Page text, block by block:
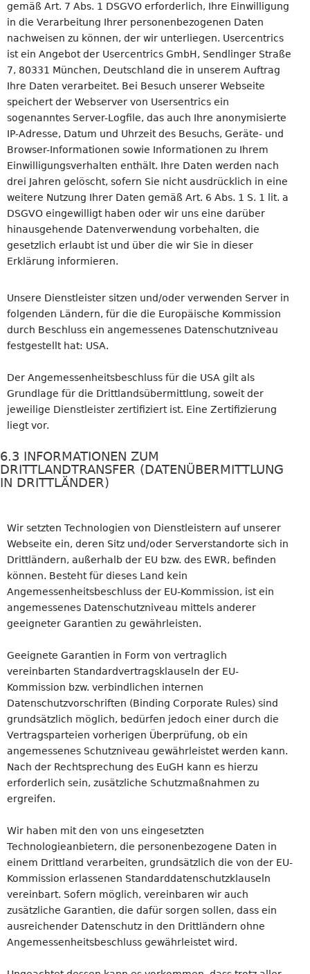
gemäß Art. 7 Abs. 1 DSGVO erforderlich, Ihre Einwilligung
in die Verarbeitung Ihrer personenbezogenen Daten
nachweisen zu können, der wir unterliegen. Usercentrics
ist ein Angebot der Usercentrics GmbH, Sendlinger Straße
7, 80331 München, Deutschland die in unserem Auftrag
Ihre Daten verarbeitet. Bei Besuch unserer Webseite
speichert der Webserver von Usersentrics ein
sogenanntes Server-Logfile, das auch Ihre anonymisierte
IP-Adresse, Datum und Uhrzeit des Besuchs, Geräte- und
Browser-Informationen sowie Informationen zu Ihrem
Einwilligungsverhalten enthält. Ihre Daten werden nach
drei Jahren gelöscht, sofern Sie nicht ausdrücklich in eine
weitere Nutzung Ihrer Daten gemäß Art. 6 Abs. 1 S. 1 lit. a
DSGVO eingewilligt haben oder wir uns eine darüber
hinausgehende Datenverwendung vorbehalten, die
gesetzlich erlaubt ist und über die wir Sie in dieser
Erklärung informieren.
Unsere Dienstleister sitzen und/oder verwenden Server in
folgenden Ländern, für die die Europäische Kommission
durch Beschluss ein angemessenes Datenschutzniveau
festgestellt hat: USA.
Der Angemessenheitsbeschluss für die USA gilt als
Grundlage für die Drittlandsübermittlung, soweit der
jeweilige Dienstleister zertifiziert ist. Eine Zertifizierung
liegt vor.
6.3 INFORMATIONEN ZUM
DRITTLANDTRANSFER (DATENÜBERMITTLUNG
IN DRITTLÄNDER)
Wir setzten Technologien von Dienstleistern auf unserer
Webseite ein, deren Sitz und/oder Serverstandorte sich in
Drittländern, außerhalb der EU bzw. des EWR, befinden
können. Besteht für dieses Land kein
Angemessenheitsbeschluss der EU-Kommission, ist ein
angemessenes Datenschutzniveau mittels anderer
geeigneter Garantien zu gewährleisten.
Geeignete Garantien in Form von vertraglich
vereinbarten Standardvertragsklauseln der EU-
Kommission bzw. verbindlichen internen
Datenschutzvorschriften (Binding Corporate Rules) sind
grundsätzlich möglich, bedürfen jedoch einer durch die
Vertragsparteien vorherigen Überprüfung, ob ein
angemessenes Schutzniveau gewährleistet werden kann.
Nach der Rechtsprechung des EuGH kann es hierzu
erforderlich sein, zusätzliche Schutzmaßnahmen zu
ergreifen.
Wir haben mit den von uns eingesetzten
Technologieanbietern, die personenbezogene Daten in
einem Drittland verarbeiten, grundsätzlich die von der EU-
Kommission erlassenen Standarddatenschutzklauseln
vereinbart. Sofern möglich, vereinbaren wir auch
zusätzliche Garantien, die dafür sorgen sollen, dass ein
ausreichender Datenschutz in den Drittländern ohne
Angemessenheitsbeschluss gewährleistet wird.